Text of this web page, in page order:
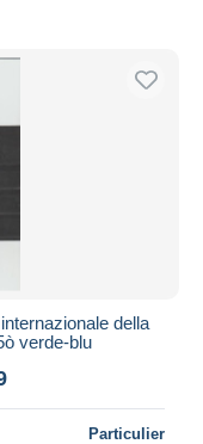
della
verde-blu
Particulier